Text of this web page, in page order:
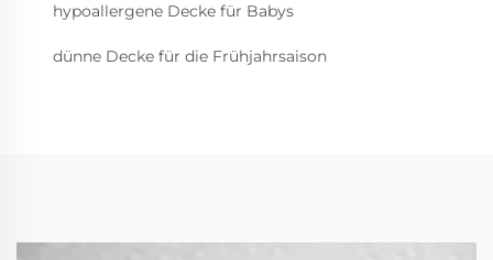
hypoallergene Decke für Babys
dünne Decke für die Frühjahrsaison